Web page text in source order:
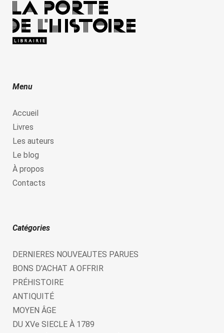
Menu
Accueil
Livres
Les auteurs
Le blog
À propos
Contacts
Catégories
DERNIERES NOUVEAUTES PARUES
BONS D'ACHAT A OFFRIR
PRÉHISTOIRE
ANTIQUITÉ
MOYEN ÂGE
DU XVe SIECLE À 1789